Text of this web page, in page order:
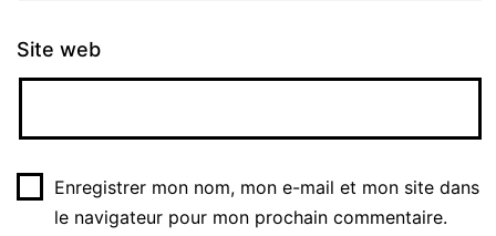
Site web
Enregistrer mon nom, mon e-mail et mon site dans
le navigateur pour mon prochain commentaire.